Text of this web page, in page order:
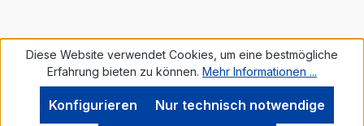
Diese Website verwendet Cookies, um eine bestmögliche
Erfahrung bieten zu können. Mehr Informationen ...
Nur technisch notwendige
Konfigurieren